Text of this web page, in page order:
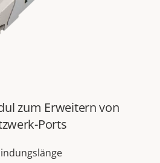
zum Erweitern von
Ports